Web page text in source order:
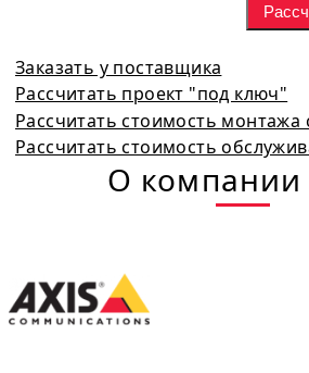
Заказать у поставщика
Рассчитать проект "под ключ"
Рассчитать стоимость монтажа
Рассчитать стоимость
О компании